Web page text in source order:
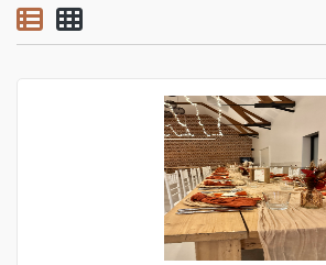
List viewGrid view